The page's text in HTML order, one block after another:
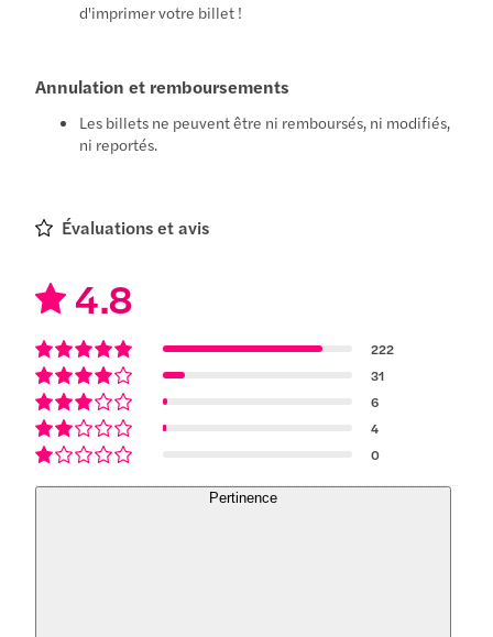
d'imprimer votre billet !
Annulation et remboursements
Les billets ne peuvent être ni remboursés, ni modifiés,
ni reportés.
Évaluations et avis
4.8
222
31
6
4
0
Pertinence